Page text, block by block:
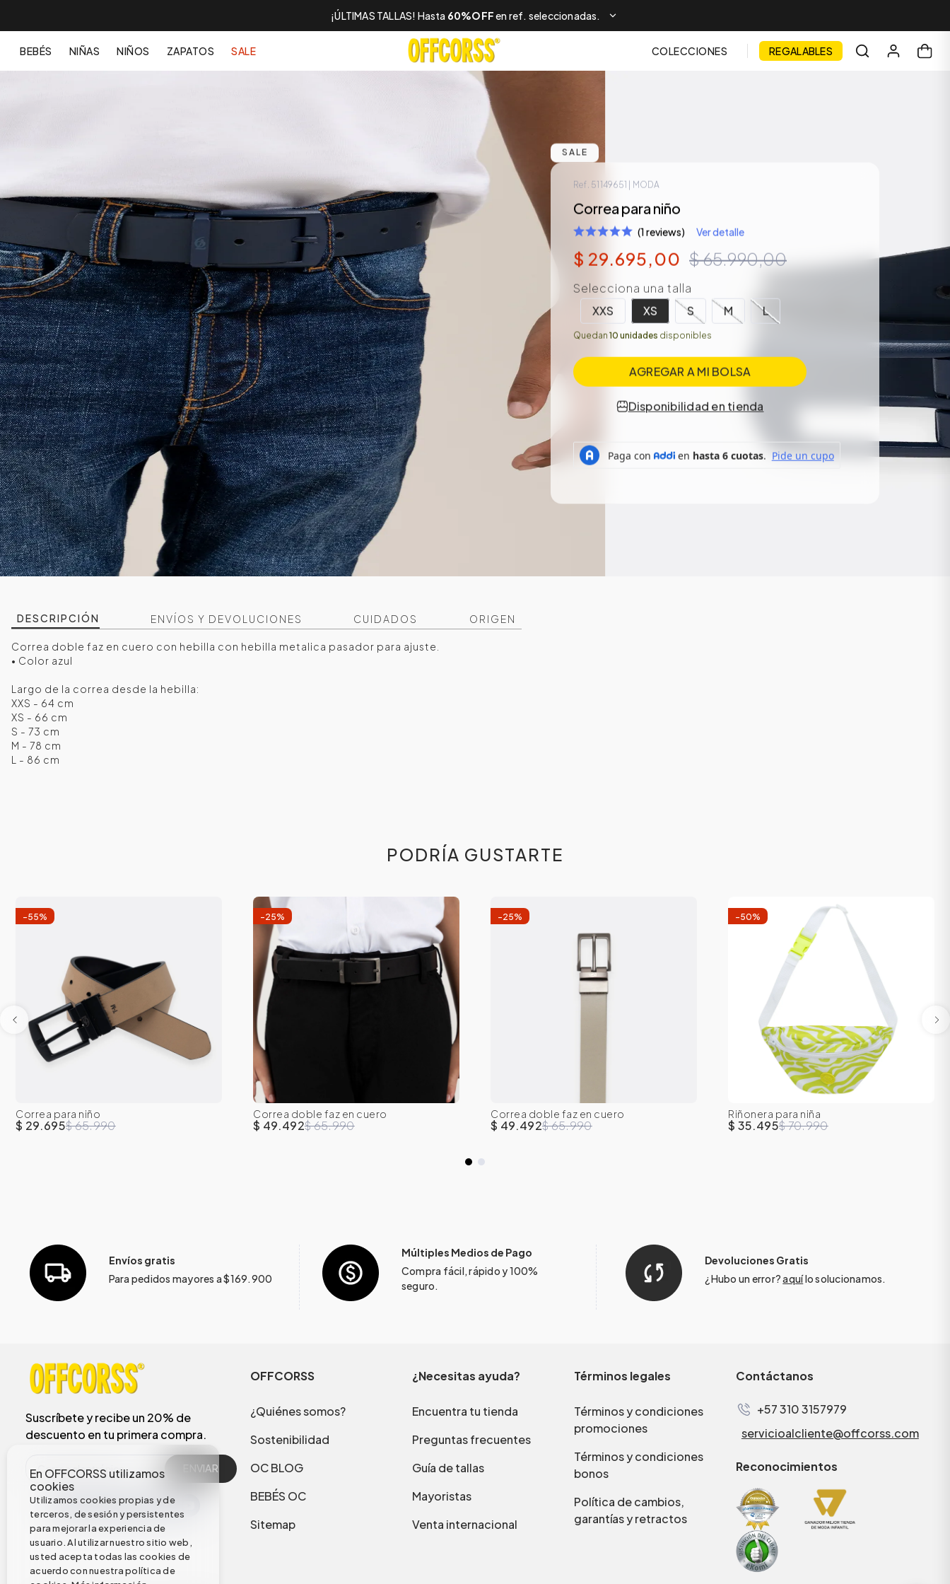
¡ÚLTIMAS TALLAS! Hasta 60%OFFen ref. seleccionadas.
BEBÉS NIÑAS NIÑOS ZAPATOS SALE COLECCIONES REGALABLES
En OFFCORSS utilizamos
cookies
Utilizamos cookies propias y de
terceros, de sesión y persistentes
para mejorar la experiencia de
usuario. Al utilizar nuestro sitio web,
usted acepta todas las cookies de
acuerdo con nuestra política de
SALE
Ref. 51149651 | MODA
Correa para niño
(1 reviews) Ver detalle
$ 29.695,00 $65.990,00
Selecciona una talla
XXS
XS S M L
Quedan 10 unidades disponibles
AGREGAR A MI BOLSA
Disponibilidad en tienda
DESCRIPCIÓN ENVÍOS Y DEVOLUCIONES CUIDADOS ORIGEN
Correa doble faz en cuero con hebilla con hebilla metalica pasador para ajuste.
• Color azul
Largo de la correa desde la hebilla:
XXS - 64 cm
XS - 66 cm
S - 73 cm
M - 78 cm
L - 86 cm
PODRÍA GUSTARTE
-55%
XS
XXS
Correa para niño
$ 29.695$ 65.990
-25%
XXS XS S M
Correa doble faz en cuero
$ 49.492$ 65.990
-25%
M
S
XS
XXS
Correa doble faz en cuero
$ 49.492$ 65.990
-50%
Riñonera para niña
$ 35.495$ 70.990
Envíos gratis
Para pedidos mayores a $169.900
Múltiples Medios de Pago
Compra fácil, rápido y 100%
seguro.
Devoluciones Gratis
¿Hubo un error?aquílo solucionamos.
Suscríbete y recibe un 20% de
descuento en tu primera compra.
ENVIAR
OFFCORSS
¿Quiénes somos?
Sostenibilidad
OC BLOG
BEBÉS OC
Sitemap
¿Necesitas ayuda?
Encuentra tu tienda
Preguntas frecuentes
Guía de tallas
Mayoristas
Venta internacional
Términos legales
Términos y condiciones
promociones
Términos y condiciones
bonos
Política de cambios,
garantías y retractos
Contáctanos
+57 310 3157979
servicioalcliente@offcorss.com
Reconocimientos